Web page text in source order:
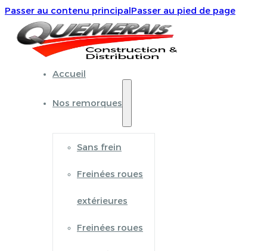
Passer au contenu principalPasser au pied de page
Accueil
Nos remorques
Sans frein
Freinées roues
extérieures
Freinées roues